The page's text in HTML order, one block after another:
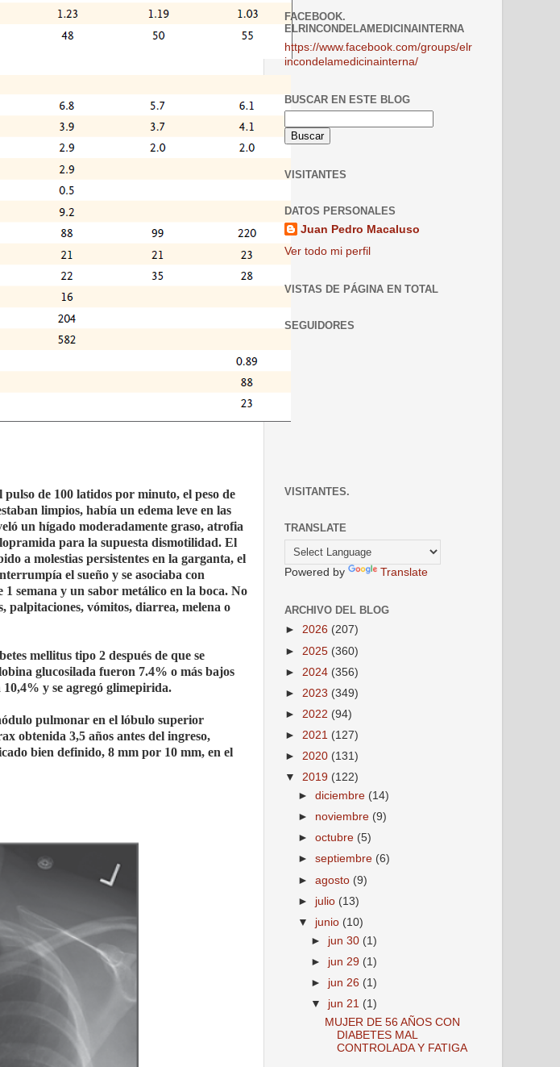
de 100 latidos por minuto, el peso de
limpios, había un edema leve en las
un hígado moderadamente graso, atrofia
para la supuesta dismotilidad. El
a molestias persistentes en la garganta, el
el sueño y se asociaba con
semana y un sabor metálico en la boca. No
palpitaciones, vómitos, diarrea, melena o
mellitus tipo 2 después de que se
glucosilada fueron 7.4% o más bajos
10,4% y se agregó glimepirida.
pulmonar en el lóbulo superior
obtenida 3,5 años antes del ingreso,
bien definido, 8 mm por 10 mm, en el
FACEBOOK.
ELRINCONDELAMEDICINAINTERNA
https://www.facebook.com/groups/elr
incondelamedicinainterna/
BUSCAR EN ESTE BLOG
VISITANTES
DATOS PERSONALES
Juan Pedro Macaluso
Ver todo mi perfil
VISTAS DE PÁGINA EN TOTAL
SEGUIDORES
VISITANTES.
TRANSLATE
Powered by Translate
ARCHIVO DEL BLOG
► 2026 (207)
► 2025 (360)
► 2024 (356)
► 2023 (349)
► 2022 (94)
► 2021 (127)
► 2020 (131)
▼ 2019 (122)
►diciembre (14)
► noviembre (9)
►octubre (5)
►septiembre (6)
►agosto (9)
► julio (13)
▼ junio (10)
► jun 30 (1)
► jun 29 (1)
► jun 26 (1)
▼ jun 21 (1)
MUJER DE 56 AÑOS CON
DIABETES MAL
CONTROLADA Y FATIGA